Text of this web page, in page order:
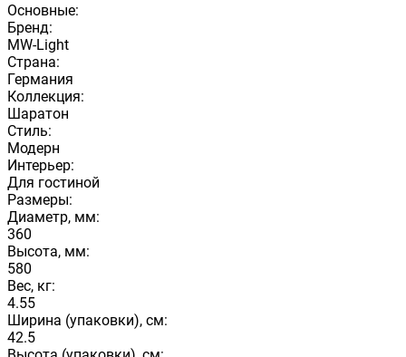
Основные:
Бренд:
MW-Light
Страна:
Германия
Коллекция:
Шаратон
Стиль:
Модерн
Интерьер:
Для гостиной
Размеры:
Диаметр, мм:
360
Высота, мм:
580
Вес, кг:
4.55
Ширина (упаковки), см:
42.5